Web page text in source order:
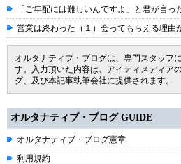
「ご年配には難しいんですよ」と君が言
営業は終わった（１）会ってもらえる理由
オルタナティブ・ブログは、専門スタッフ
す。入力頂いた内容は、アイティメディア
グ、及び本記事執筆会社に提供されます。
オルタナティブ・ブログ GUIDE
オルタナティブ・ブログ憲章
利用規約